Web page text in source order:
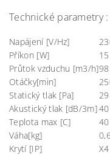
Technické parametry :
Napájení [V/Hz]
Příkon [W]
15
Průtok vzduchu [m3/h]98
Otáčky[min]
Statický tlak [Pa]
29
Akustický tlak [dB/3m]40
Teplota max [C]
40
Váha[kg]
Krytí [IP]
X4